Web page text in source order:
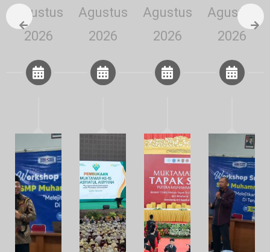
Agustus
2026
Agustus
2026
Agustus
2026
Agustus
2026